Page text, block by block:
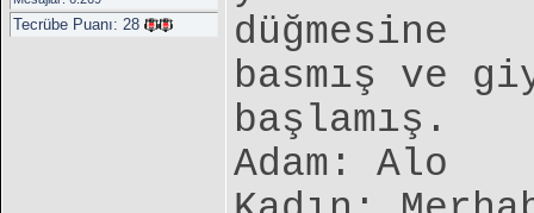
Tecrübe Puanı: 28
düğmesine
basmış ve
başlamış.
Adam: Alo